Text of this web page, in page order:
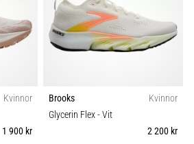
Kvinnor
1 900 kr
Brooks
Kvinnor
Glycerin Flex- Vit
2 200 kr